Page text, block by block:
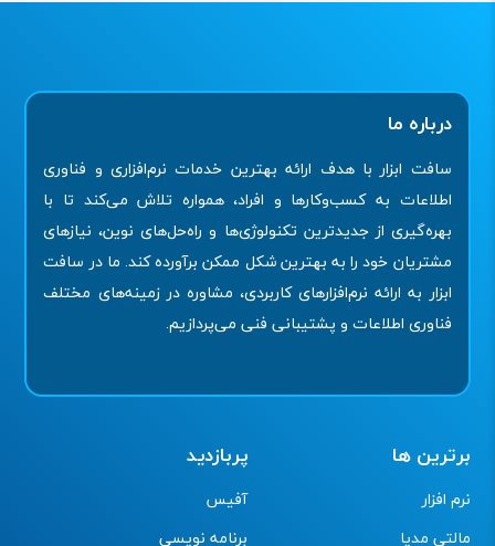
درباره ما
سافت ابزار با هدف ارائه بهترین خدمات نرم‌افزاری و فناوری
اطلاعات به کسب‌وکارها و افراد، همواره تلاش می‌کند تا با
بهره‌گیری از جدیدترین تکنولوژی‌ها و راه‌حل‌های نوین، نیازهای
مشتریان خود را به بهترین شکل ممکن برآورده کند. ما در سافت
ابزار به ارائه نرم‌افزارهای کاربردی، مشاوره در زمینه‌های مختلف
فناوری اطلاعات و پشتیبانی فنی می‌پردازیم.
برترین ها
نرم افزار
مالتی مدیا
پربازدید
آفیس
برنامه نویسی